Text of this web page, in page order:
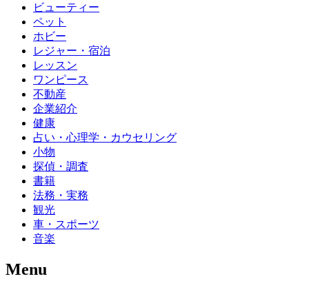
ビューティー
ペット
ホビー
レジャー・宿泊
レッスン
ワンピース
不動産
企業紹介
健康
占い・心理学・カウセリング
小物
探偵・調査
書籍
法務・実務
観光
車・スポーツ
音楽
Menu